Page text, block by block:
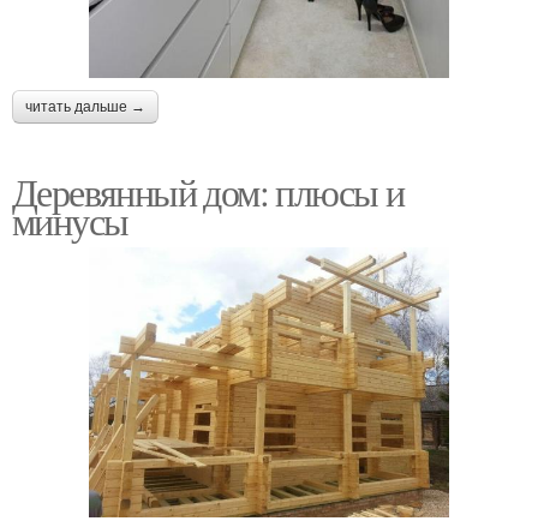
читать дальше →
Деревянный дом: плюсы и
минусы